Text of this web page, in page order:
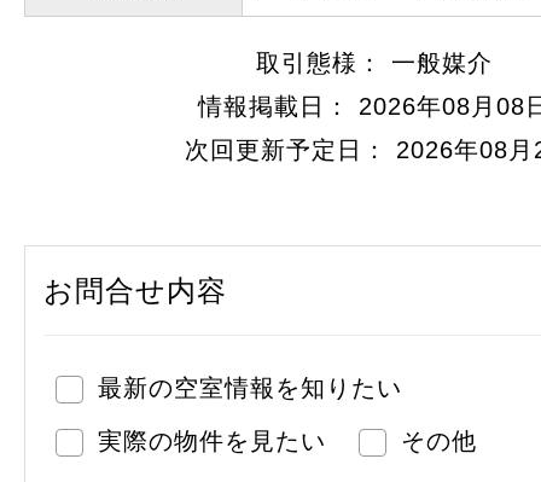
取引態様： 一般媒介
情報掲載日： 2026年08月08
次回更新予定日： 2026年08月
お問合せ内容
最新の空室情報を知りたい
実際の物件を見たい
その他